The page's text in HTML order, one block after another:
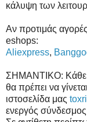
κάλυψη των
Αν προτιμάς
eshops:
Aliexpress,
ΣΗΜΑΝΤΙΚΟ: Κάθε
θα πρέπει να
ιστοσελίδα μας
ενεργός